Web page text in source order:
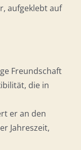
aufgeklebt auf
Freundschaft
die in
er an den
Jahreszeit,